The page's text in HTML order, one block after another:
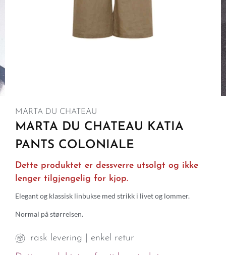
MARTA DU CHATEAU
MARTA DU CHATEAU KATIA
PANTS COLONIALE
Dette produktet er dessverre utsolgt og ikke
lenger tilgjengelig for kjop.
Elegant og klassisk linbukse med strikk i livet og lommer.
Normal på størrelsen.
rask levering | enkel retur